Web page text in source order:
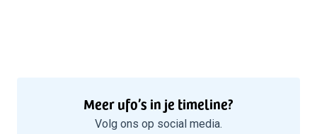
Meer ufo’s in je timeline?
Volg ons op social media.